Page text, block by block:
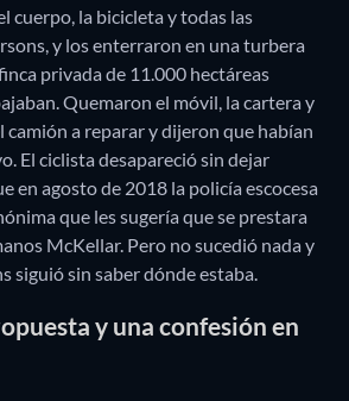
cuerpo, la bicicleta y todas las
y los enterraron en una turbera
privada de 11.000 hectáreas
Quemaron el móvil, la cartera y
camión a reparar y dijeron que habían
El ciclista desapareció sin dejar
en agosto de 2018 la policía escocesa
que les sugería que se prestara
McKellar. Pero no sucedió nada y
siguió sin saber dónde estaba.
y una confesión en